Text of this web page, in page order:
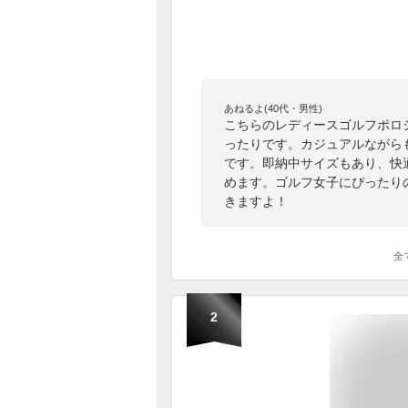
あねるよ(40代・男性)
こちらのレディースゴルフポ
ったりです。カジュアルなが
です。即納中サイズもあり、
めます。ゴルフ女子にぴった
きますよ！
全
2